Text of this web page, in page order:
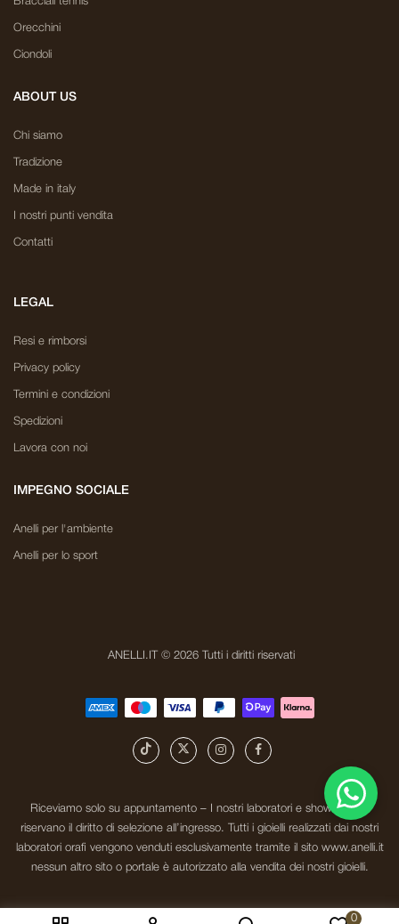
0
Orecchini
Ciondoli
ABOUT US
Chi siamo
Tradizione
Made in italy
I nostri punti vendita
Contatti
LEGAL
Resi e rimborsi
Privacy policy
Termini e condizioni
Spedizioni
Lavora con noi
IMPEGNO SOCIALE
Anelli per l'ambiente
Anelli per lo sport
ANELLI.IT © 2026 Tutti i diritti riservati
Riceviamo solo su appuntamento – I nostri laboratori e showroom si
riservano il diritto di selezione all’ingresso. Tutti i gioielli realizzati dai nostri
laboratori orafi vengono venduti esclusivamente tramite il sito www.anelli.it
nessun altro sito o portale è autorizzato alla vendita dei nostri gioielli.